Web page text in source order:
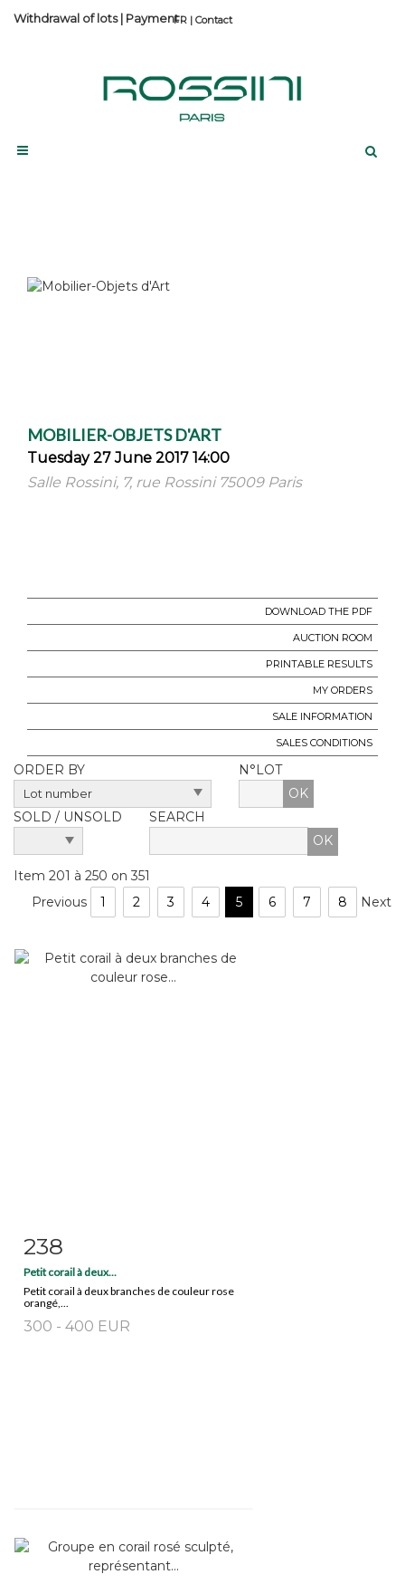
Contact
Withdrawal of lots| Payment
MOBILIER-OBJETS D'ART
Tuesday 27 June 2017 14:00
Salle Rossini, 7, rue Rossini 75009 Paris
DOWNLOAD THE PDF
AUCTION ROOM
PRINTABLE RESULTS
MY ORDERS
SALE INFORMATION
SALES CONDITIONS
ORDER BY
N°LOT
OK
SOLD / UNSOLD
SEARCH
Item 201 à 250 on 351
Previous
1 2 3 4 5 6 7 8 Next
Item detail
238
Petit corail à deux...
Petit corail à deux branches de couleur rose
orangé,...
300 - 400 EUR